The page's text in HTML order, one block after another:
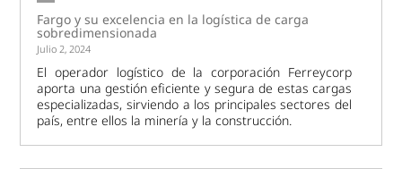
Fargo y su excelencia en la logística de carga
sobredimensionada
Julio 2, 2024
El operador logístico de la corporación Ferreycorp
aporta una gestión eficiente y segura de estas cargas
especializadas, sirviendo a los principales sectores del
país, entre ellos la minería y la construcción.